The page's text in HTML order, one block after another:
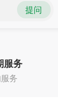
提问
服务
务